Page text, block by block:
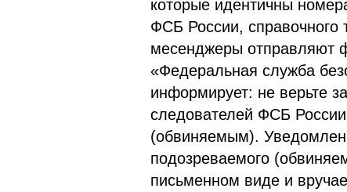
которые идентичны
ФСБ России,
месенджеры отправляют
«Федеральная служба
информирует: не верьте
следователей ФСБ
(обвиняемым).
подозреваемого
письменном виде и